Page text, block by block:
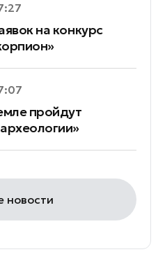
на конкурс
пройдут
новости